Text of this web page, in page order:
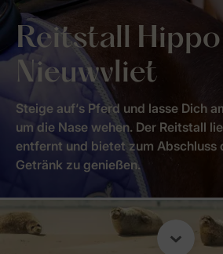
Reitstall
Nieuwvliet
Steige auf‘s Pferd und lasse Dich
um die Nase wehen. Der Reitstall
entfernt und bietet zum Abschluss
Getränk zu genießen.